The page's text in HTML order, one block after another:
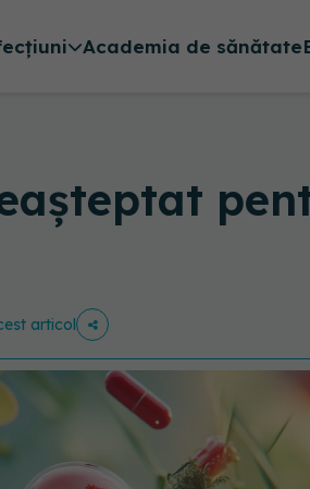
Academia de sănătate
articol